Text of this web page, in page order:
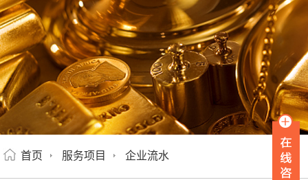
首页 服务项目 企业流水